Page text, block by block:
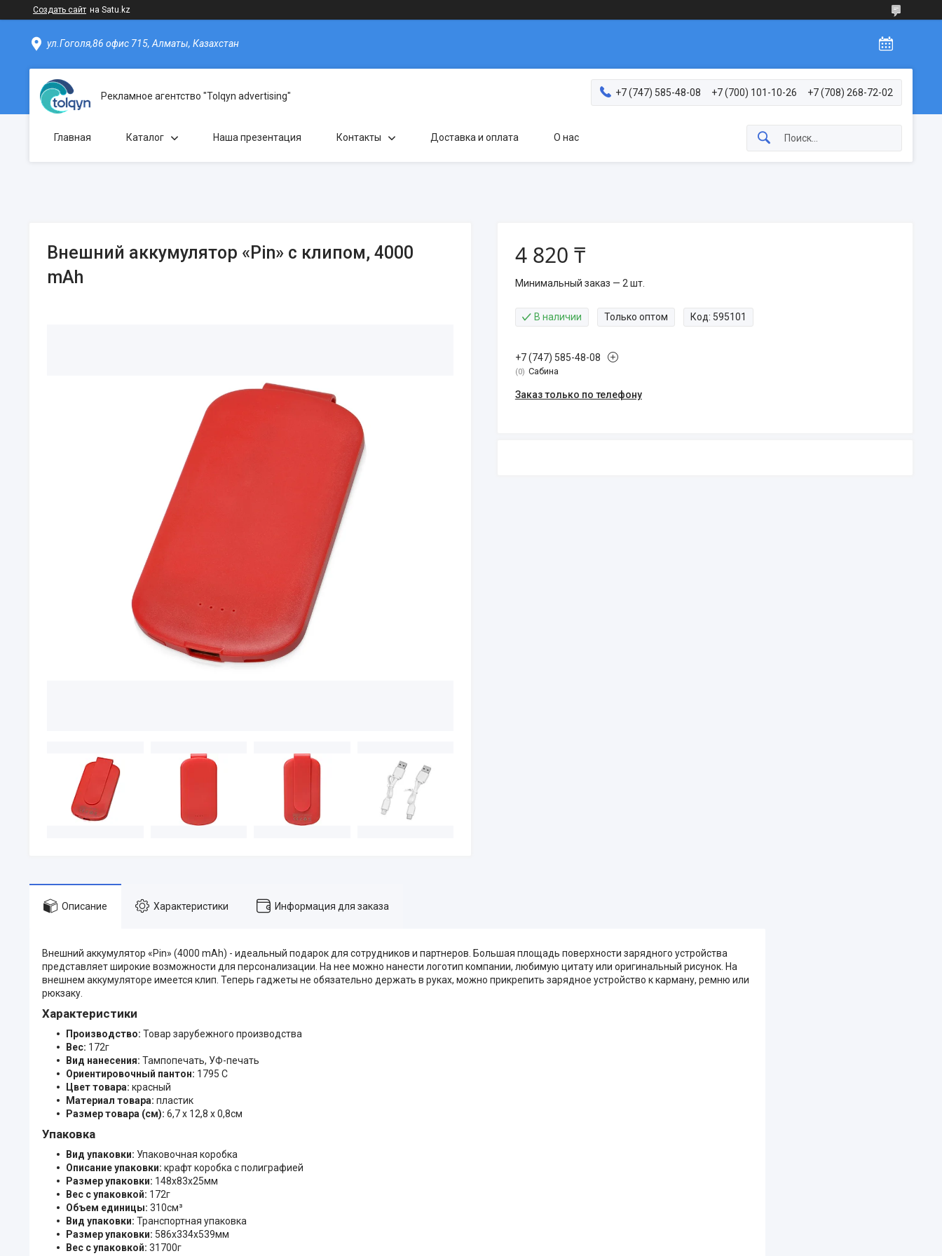
Создать сайт на Satu.kz
ул.Гоголя,86 офис 715, Алматы, Казахстан
Рекламное агентство "Tolqyn advertising" +7 (747) 585-48-08 +7 (700) 101-10-26 +7 (708) 268-72-02
Главная Каталог Наша презентация Контакты Доставка и оплата О нас
Внешний аккумулятор «Pin» с клипом, 4000
mAh
4 820 ₸
Минимальный заказ — 2 шт.
В наличии Только оптом Код: 595101
+7 (747) 585-48-08
0 Сабина
Заказ только по телефону
Описание Характеристики Информация для заказа
Внешний аккумулятор «Pin» (4000 mAh) - идеальный подарок для сотрудников и партнеров. Большая площадь поверхности зарядного устройства
представляет широкие возможности для персонализации. На нее можно нанести логотип компании, любимую цитату или оригинальный рисунок. На
внешнем аккумуляторе имеется клип. Теперь гаджеты не обязательно держать в руках, можно прикрепить зарядное устройство к карману, ремню или
рюкзаку.
Характеристики
Производство: Товар зарубежного производства
Вес: 172г
Вид нанесения: Тампопечать, УФ-печать
Ориентировочный пантон: 1795 C
Цвет товара: красный
Материал товара: пластик
Размер товара (см): 6,7 х 12,8 х 0,8см
Упаковка
Вид упаковки: Упаковочная коробка
Описание упаковки: крафт коробка с полиграфией
Размер упаковки: 148x83x25мм
Вес с упаковкой: 172г
Объем единицы: 310см³
Вид упаковки: Транспортная упаковка
Размер упаковки: 586x334x539мм
Вес с упаковкой: 31700г